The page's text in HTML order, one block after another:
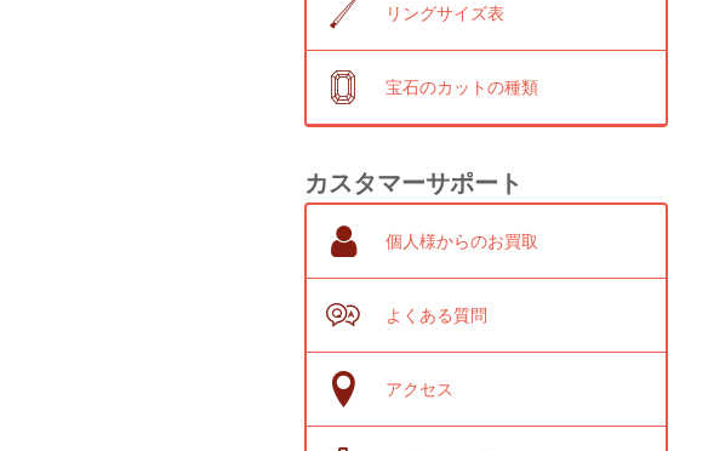
リングサイズ表
宝石のカットの種類
カスタマーサポート
個人様からのお買取
よくある質問
アクセス